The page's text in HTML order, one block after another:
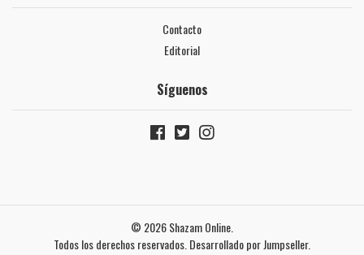
Contacto
Editorial
Síguenos
© 2026 Shazam Online.
Todos los derechos reservados. Desarrollado por Jumpseller.